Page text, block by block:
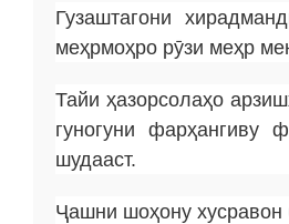
Гузаштагони
меҳрмоҳро рӯзи меҳр
Тайи ҳазорсолаҳо
гуногуни фарҳангиву
шудааст.
Ҷашни шоҳону